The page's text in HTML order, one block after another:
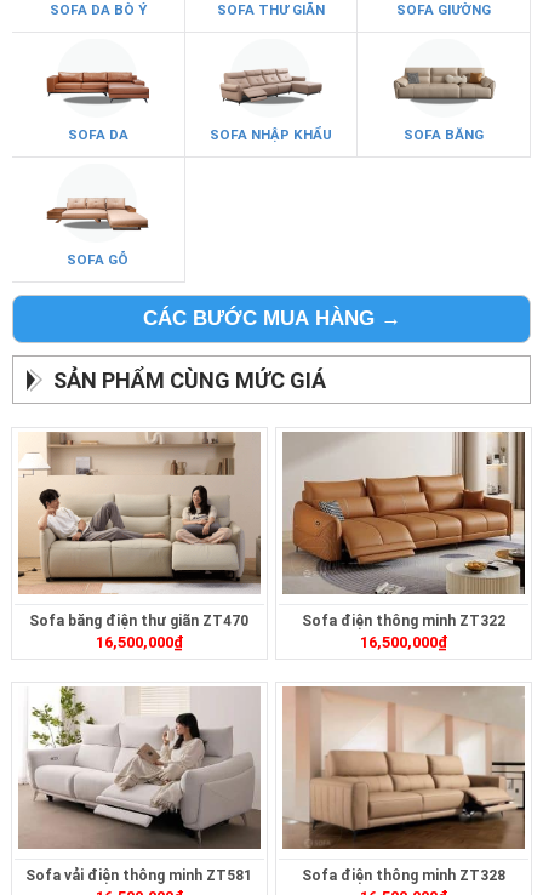
SOFA DA BÒ Ý SOFA THƯ GIÃN SOFA GIƯỜNG
SOFA DA SOFA NHẬP KHẨU SOFA BĂNG
SOFA GỖ
CÁC BƯỚC MUA HÀNG →
SẢN PHẨM CÙNG MỨC GIÁ
Sofa băng điện thư giãn ZT470
16,500,000₫
Sofa điện thông minh ZT322
16,500,000₫
Sofa vải điện thông minh ZT581 Sofa điện thông minh ZT328